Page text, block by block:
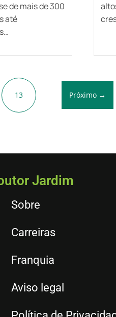
de mais de 300
até
13 Próximo →
Jardim
Sobre
Carreiras
Franquia
Aviso legal